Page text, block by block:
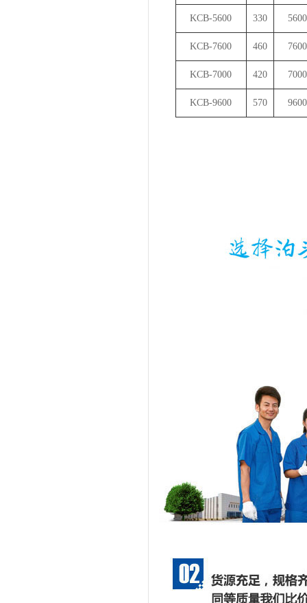
KCB-5600 330 5600
KCB-7600 460 7600
KCB-7000 420 7000
KCB-9600 570 9600